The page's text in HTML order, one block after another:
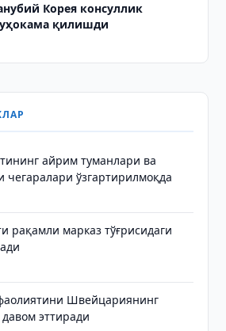
Корея консуллик
қилишди
айрим туманлари ва
ўзгартирилмоқда
рақамли марказ тўғрисидаги
Швейцариянинг
эттиради